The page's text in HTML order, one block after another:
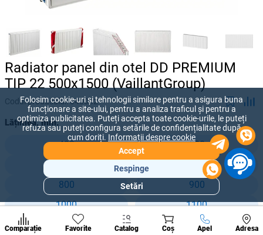
Radiator panel din otel DD PREMIUM
TIP 22 500x1500 (VaillantGroup)
Codul produsului:840032
Lățimea, mm:
400
500
700
800
900
1000
1100
1200
1300
Comparație Favorite Catalog Coș Apel Adresa
A suna
populare
de
Folosim cookie-uri și tehnologii similare pentru a asigura buna
funcționare a site-ului, pentru a analiza traficul și pentru a
optimiza publicitatea. Puteți accepta toate cookie-urile, le puteți
refuza sau puteți configura setările de confidențialitate după
cum doriți. Informații despre cookie
Accept
Respinge
Setări